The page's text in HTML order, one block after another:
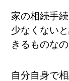
家の相続手
少なくない
きるものな
自分自身で